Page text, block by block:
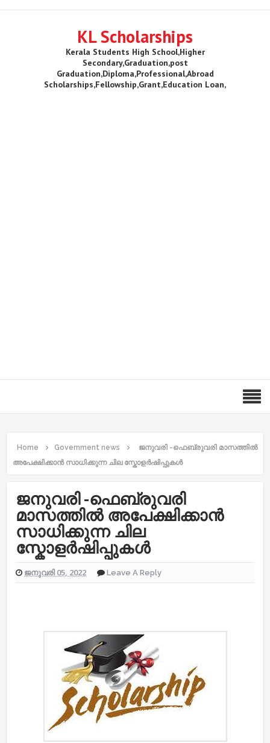
KL Scholarships
Kerala Students High School,Higher
Secondary,Graduation,post
Graduation,Diploma,Professional,Abroad
Scholarships,Fellowship,Grant,Education Loan,
Home Government news
ജനുവരി -ഫെബ്രുവരി മാസത്തിൽ
അപേക്ഷിക്കാൻ സാധിക്കുന്ന ചില സ്കോളർഷിപ്പുകൾ
ജനുവരി -ഫെബ്രുവരി
മാസത്തിൽ അപേക്ഷിക്കാൻ
സാധിക്കുന്ന ചില
സ്കോളർഷിപ്പുകൾ
ജനുവരി 05, 2022 Leave A Reply